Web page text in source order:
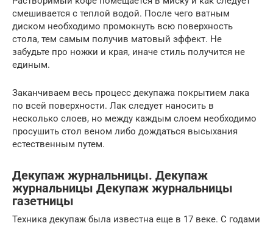
смешивается с теплой водой. После чего ватным
диском необходимо промокнуть всю поверхность
стола, тем самым получив матовый эффект. Не
забудьте про ножки и края, иначе стиль получится не
единым.
Заканчиваем весь процесс декупажа покрытием лака
по всей поверхности. Лак следует наносить в
несколько слоев, но между каждым слоем необходимо
просушить стол веном либо дождаться высыхания
естественным путем.
Декупаж журнальницы. Декупаж
журнальницы Декупаж журнальницы
газетницы
Техника декупаж была известна еще в 17 веке. С годами